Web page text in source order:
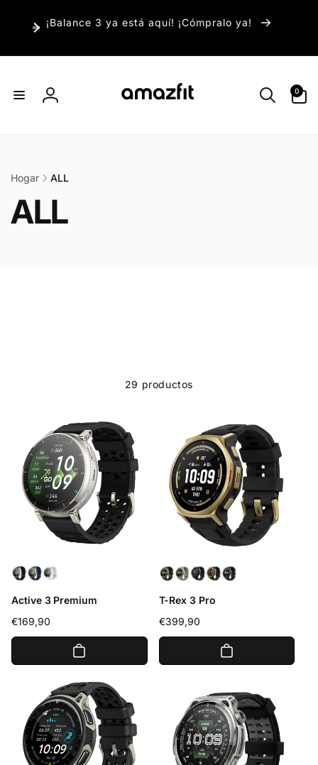
contenido¡Balance 3 ya está aquí! ¡Cómpralo ya!
Iniciar
0
artículos
Hogar ALL
ALL
29 productos
Active 3 Premium
Precio
habitual
€169,90
T-Rex 3 Pro
Precio
habitual
€399,90